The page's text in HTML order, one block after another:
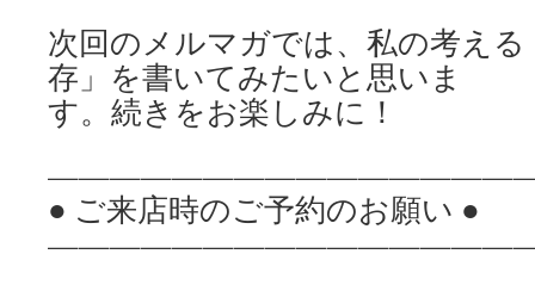
次回のメルマガでは、私の考え
存」を書いてみたいと思いま
す。続きをお楽しみに！
● ご来店時のご予約のお願い ●